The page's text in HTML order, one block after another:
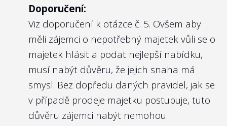
orgánu. Důvodem je transparentnost a
nediskriminace akcionářů a potenciálních
akcionářů. Vzhledem k tomu, že u státních
firem je možné v přeneseném smyslu
považovat občany ČR za akcionáře státních
firem, máme za to, že obdobně
transparentní co do odměňování členů
svých nejvyšších orgánů by měly být i státní
Doporučení:
Viz doporučení k otázce č. 5. Ovšem aby
měli zájemci o nepotřebný majetek vůli se o
majetek hlásit a podat nejlepší nabídku,
musí nabýt důvěru, že jejich snaha má
smysl. Bez dopředu daných pravidel, jak se
v případě prodeje majetku postupuje, tuto
důvěru zájemci nabýt nemohou.